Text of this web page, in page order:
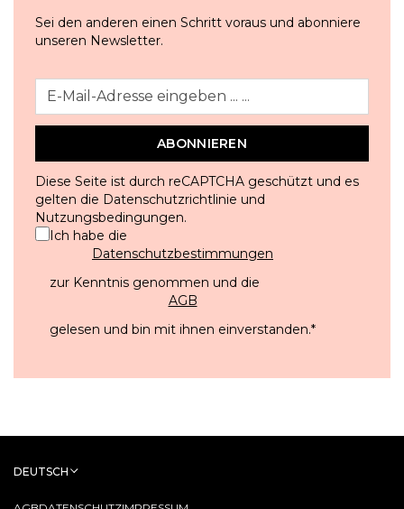
Sei den anderen einen Schritt voraus und abonniere
unseren Newsletter.
ABONNIEREN
Diese Seite ist durch reCAPTCHA geschützt und es
gelten die Datenschutzrichtlinie und
Nutzungsbedingungen.
Ich habe die
Datenschutzbestimmungen
zur Kenntnis genommen und die
AGB
gelesen und bin mit ihnen einverstanden.*
DEUTSCH